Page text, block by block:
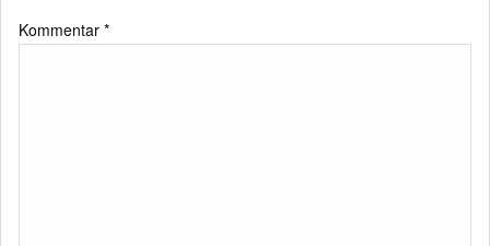
Kommentar *